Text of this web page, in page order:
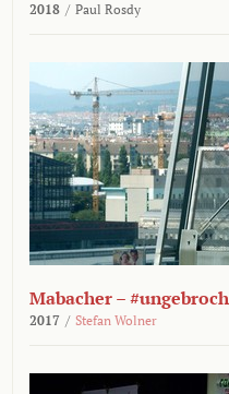
2018 / Paul Rosdy
Mabacher –
2017 / Stefan Wolner